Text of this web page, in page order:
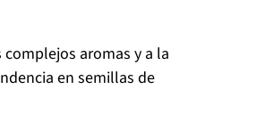
aromas y a la
en semillas de